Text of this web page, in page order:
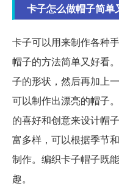
卡子怎么做帽子简单
卡子可以用来制作各种
帽子的方法简单又好看
子的形状，然后再加上
可以制作出漂亮的帽子
的喜好和创意来设计帽
富多样，可以根据季节
制作。编织卡子帽子既
趣。